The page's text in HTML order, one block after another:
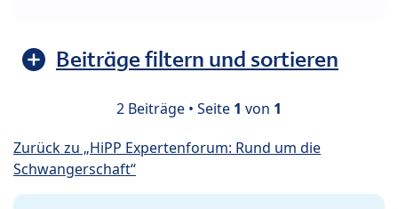
Beiträge filtern und sortieren
2 Beiträge • Seite 1 von 1
Zurück zu „HiPP Expertenforum: Rund um die
Schwangerschaft“